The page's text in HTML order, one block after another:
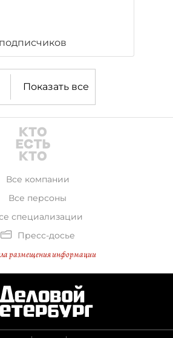
Показать все
Все компании
Все персоны
специализации
Пресс-досье
размещения информации